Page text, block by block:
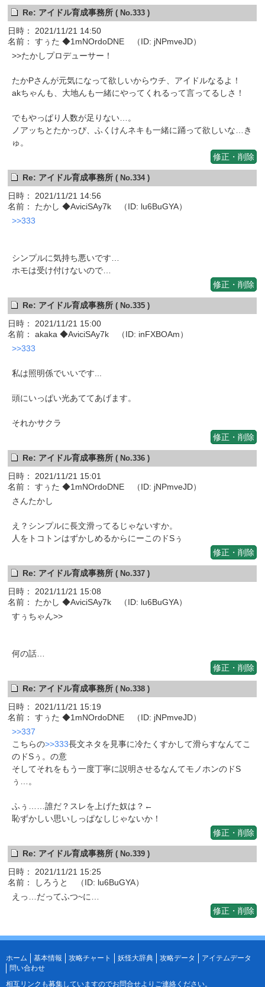
Re: アイドル育成事務所( No.333 )
日時： 2021/11/21 14:50
名前： すぅた ◆1mNOrdoDNE （ID: jNPmveJD）
>>たかしプロデューサー！
たかPさんが元気になって欲しいからウチ、アイドルなるよ！
akちゃんも、大地んも一緒にやってくれるって言ってるしさ！
でもやっぱり人数が足りない…。
ノアッちとたかっぴ、ふくけんネキも一緒に踊って欲しいな…き
ゅ。
修正・削除
Re: アイドル育成事務所( No.334 )
日時： 2021/11/21 14:56
名前： たかし ◆AviciSAy7k （ID: lu6BuGYA）
>>333
シンプルに気持ち悪いです…
ホモは受け付けないので…
修正・削除
Re: アイドル育成事務所( No.335 )
日時： 2021/11/21 15:00
名前： akaka ◆AviciSAy7k （ID: inFXBOAm）
>>333
私は照明係でいいです...
頭にいっぱい光あててあげます。
それかサクラ
修正・削除
Re: アイドル育成事務所( No.336 )
日時： 2021/11/21 15:01
名前： すぅた ◆1mNOrdoDNE （ID: jNPmveJD）
さんたかし
え？シンプルに長文滑ってるじゃないすか。
人をトコトンはずかしめるからにーこのドSぅ
修正・削除
Re: アイドル育成事務所( No.337 )
日時： 2021/11/21 15:08
名前： たかし ◆AviciSAy7k （ID: lu6BuGYA）
すぅちゃん>>
何の話…
修正・削除
Re: アイドル育成事務所( No.338 )
日時： 2021/11/21 15:19
名前： すぅた ◆1mNOrdoDNE （ID: jNPmveJD）
>>337
こちらの>>333長文ネタを見事に冷たくすかして滑らすなんてこ
のドSぅ。の意
そしてそれをもう一度丁寧に説明させるなんてモノホンのドS
ぅ…。
ふぅ……誰だ？スレを上げた奴は？←
恥ずかしい思いしっぱなしじゃないか！
修正・削除
Re: アイドル育成事務所( No.339 )
日時： 2021/11/21 15:25
名前： しろうと （ID: lu6BuGYA）
えっ…だってふつ~に…
修正・削除
ホーム 基本情報 攻略チャート 妖怪大辞典 攻略データ
アイテムデータ
問い合わせ
相互リンクも募集していますのでお問合せよりご連絡ください。